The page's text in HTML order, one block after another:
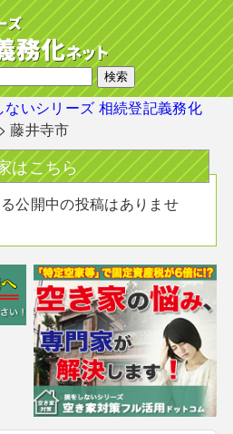
いシリーズ 相続登記義務化
>藤井寺市
はこちら
公開中の投稿はありませ